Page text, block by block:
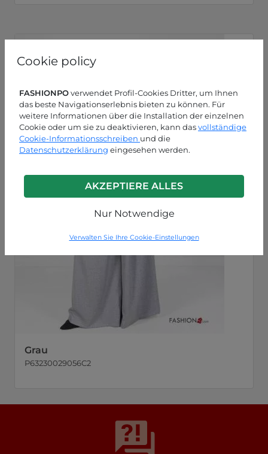
Cookie policy
FASHIONPOverwendet Profil-Cookies Dritter, um Ihnen
das beste Navigationserlebnis bieten zu können. Für
weitere Informationen über die Installation der einzelnen
Cookie oder um sie zu deaktivieren, kann dasvollständige
Cookie-Informationsschreiben und die
Datenschutzerklärung eingesehen werden.
AKZEPTIERE ALLES
Nur Notwendige
Verwalten Sie Ihre Cookie-Einstellungen
Grau
P63230029056C2